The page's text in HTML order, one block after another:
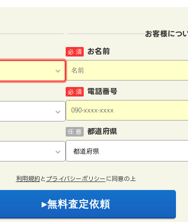
お客様につ
お名前
必 須
電話番号
必 須
都道府県
任 意
利用規約 と プライバシーポリシー に同意の上